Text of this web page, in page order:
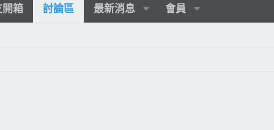
箱 討論區 最新消息 會員